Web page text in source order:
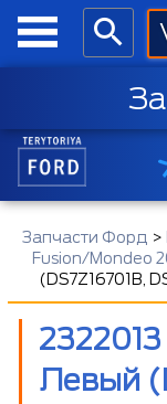
Запчасти Форд >
Fusion/Mondeo
(DS7Z16701B,
Левый